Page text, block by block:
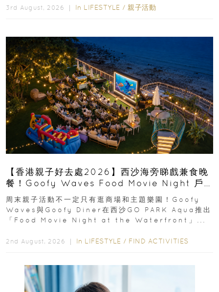
3rd August, 2026 ｜ In LIFESTYLE / 親子活動
【香港親子好去處2026】西沙海旁睇戲兼食晚
餐！Goofy Waves Food Movie Night 戶
外影院逢週末登場
周末親子活動不一定只有逛商場和主題樂園！Goofy
Waves與Goofy Diner在西沙GO PARK Aqua推出
「Food Movie Night at the Waterfront」...
2nd August, 2026 ｜ In LIFESTYLE / FIND ACTIVITIES